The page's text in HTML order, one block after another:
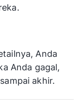
Anda
Anda gagal,
akhir.